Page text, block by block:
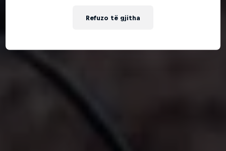
Refuzo të gjitha